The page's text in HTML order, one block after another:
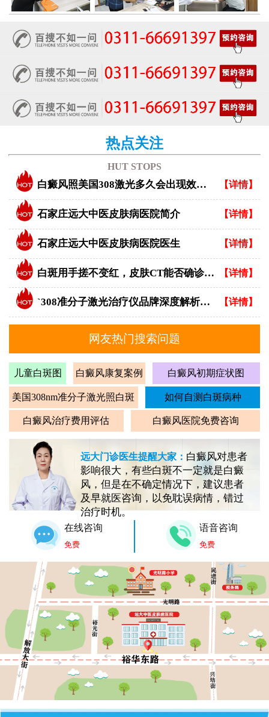
热点关注
HUT STOPS
白癜风照美国308激光多久会出现效果？ 【详情】
石家庄远大中医皮肤病医院简介 【详情】
石家庄远大中医皮肤病医院医生 【详情】
白斑用手搓不变红，皮肤CT能否确诊白癜风？ 【详情】
`308准分子激光治疗仪品牌深度解析：专业视角下的优选指南` 【详情】
网友热门搜索问题
儿童白斑图 白癜风康复案例 白癜风初期症状图
美国308nm准分子激光照白斑 如何自测白斑病种
白癜风治疗费用评估 白癜风医院免费咨询
远大门诊医生提醒大家： 白癜风对患者
影响很大，有些白斑不一定就是白癜
风，但是在不确定情况下，建议患者
及早就医咨询，以免耽误病情，错过
治疗时机。
在线咨询
免费
语音咨询
免费